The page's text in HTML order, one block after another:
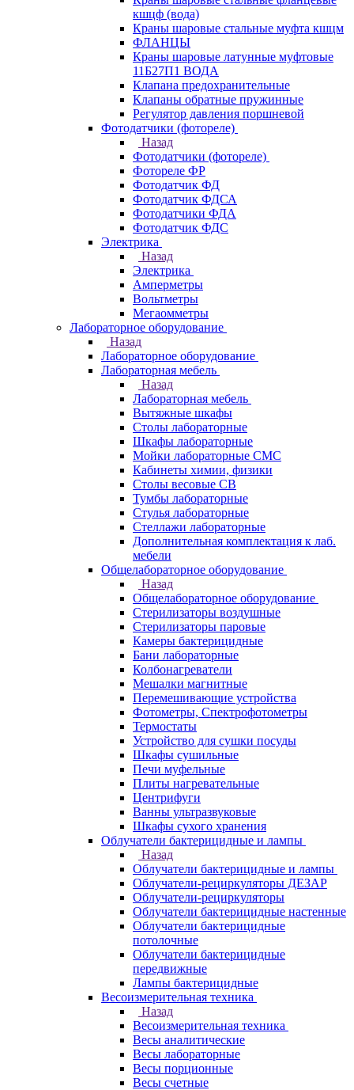
кшцф (вода)
Краны шаровые стальные муфта кшцм
ФЛАНЦЫ
Краны шаровые латунные муфтовые
11Б27П1 ВОДА
Клапана предохранительные
Клапаны обратные пружинные
Регулятор давления поршневой
Фотодатчики (фотореле)
Назад
Фотодатчики (фотореле)
Фотореле ФР
Фотодатчик ФД
Фотодатчик ФДСА
Фотодатчики ФДА
Фотодатчик ФДС
Электрика
Назад
Электрика
Амперметры
Вольтметры
Мегаомметры
Лабораторное оборудование
Назад
Лабораторное оборудование
Лабораторная мебель
Назад
Лабораторная мебель
Вытяжные шкафы
Столы лабораторные
Шкафы лабораторные
Мойки лабораторные СМС
Кабинеты химии, физики
Столы весовые СВ
Тумбы лабораторные
Стулья лабораторные
Стеллажи лабораторные
Дополнительная комплектация к лаб.
мебели
Общелабораторное оборудование
Назад
Общелабораторное оборудование
Стерилизаторы воздушные
Стерилизаторы паровые
Камеры бактерицидные
Бани лабораторные
Колбонагреватели
Мешалки магнитные
Перемешивающие устройства
Фотометры, Спектрофотометры
Термостаты
Устройство для сушки посуды
Шкафы сушильные
Печи муфельные
Плиты нагревательные
Центрифуги
Ванны ультразвуковые
Шкафы сухого хранения
Облучатели бактерицидные и лампы
Назад
Облучатели бактерицидные и лампы
Облучатели-рециркуляторы ДЕЗАР
Облучатели-рециркуляторы
Облучатели бактерицидные настенные
Облучатели бактерицидные
потолочные
Облучатели бактерицидные
передвижные
Лампы бактерицидные
Весоизмерительная техника
Назад
Весоизмерительная техника
Весы аналитические
Весы лабораторные
Весы порционные
Весы счетные